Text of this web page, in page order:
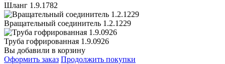
Шланг 1.9.1782
Вращательный соединитель 1.2.1229
Труба гофрированная 1.9.0926
Вы добавили в корзину
Оформить заказ Продолжить покупки